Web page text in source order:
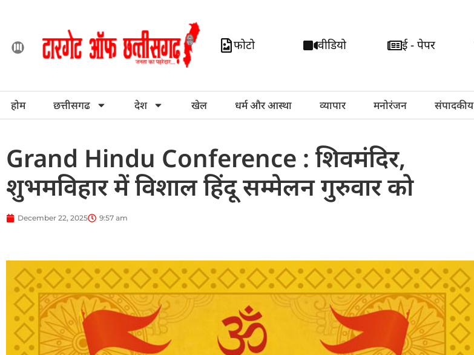
फोटो वीडियो ई - पेपर
होम छत्तीसगढ देश खेल धर्म और आस्था व्यापार मनोरंजन संपादकीय
Grand Hindu Conference : शिवमंदिर,
शुभमविहार में विशाल हिंदू सम्मेलन गुरुवार को
December 22, 2025 9:57 am